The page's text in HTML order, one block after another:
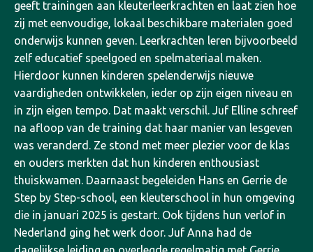
geeft trainingen aan kleuterleerkrachten en laat zien hoe
zij met eenvoudige, lokaal beschikbare materialen goed
onderwijs kunnen geven. Leerkrachten leren bijvoorbeeld
zelf educatief speelgoed en spelmateriaal maken.
Hierdoor kunnen kinderen spelenderwijs nieuwe
vaardigheden ontwikkelen, ieder op zijn eigen niveau en
in zijn eigen tempo. Dat maakt verschil. Juf Elline schreef
na afloop van de training dat haar manier van lesgeven
was veranderd. Ze stond met meer plezier voor de klas
en ouders merkten dat hun kinderen enthousiast
thuiskwamen. Daarnaast begeleiden Hans en Gerrie de
Step by Step-school, een kleuterschool in hun omgeving
die in januari 2025 is gestart. Ook tijdens hun verlof in
Nederland ging het werk door. Juf Anna had de